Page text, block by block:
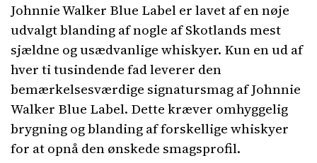
Johnnie Walker Blue Label er lavet af en nøje
udvalgt blanding af nogle af Skotlands mest
sjældne og usædvanlige whiskyer. Kun en ud af
hver ti tusindende fad leverer den
bemærkelsesværdige signatursmag af Johnnie
Walker Blue Label. Dette kræver omhyggelig
brygning og blanding af forskellige whiskyer
for at opnå den ønskede smagsprofil.